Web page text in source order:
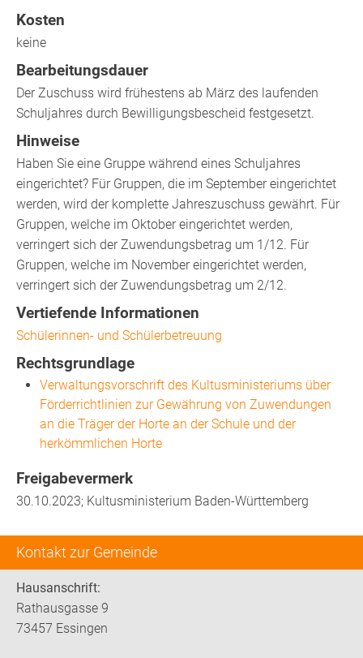
Kontakt zur Gemeinde
Hausanschrift:
Rathausgasse 9
73457 Essingen
Kosten
keine
Bearbeitungsdauer
Der Zuschuss wird frühestens ab März des laufenden
Schuljahres durch Bewilligungsbescheid festgesetzt.
Hinweise
Haben Sie eine Gruppe während eines Schuljahres
eingerichtet? Für Gruppen, die im September eingerichtet
werden, wird der komplette Jahreszuschuss gewährt. Für
Gruppen, welche im Oktober eingerichtet werden,
verringert sich der Zuwendungsbetrag um 1/12. Für
Gruppen, welche im November eingerichtet werden,
verringert sich der Zuwendungsbetrag um 2/12.
Vertiefende Informationen
Schülerinnen- und Schülerbetreuung
Rechtsgrundlage
Verwaltungsvorschrift des Kultusministeriums über
Förderrichtlinien zur Gewährung von Zuwendungen
an die Träger der Horte an der Schule und der
herkömmlichen Horte
Freigabevermerk
30.10.2023; Kultusministerium Baden-Württemberg